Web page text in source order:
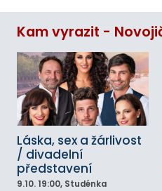
Kam vyrazit -
Láska, sex a žárlivost
/ divadelní
představení
9.10. 19:00, Studénka